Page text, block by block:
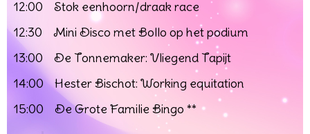
12:00 Stok eenhoorn/draak race
12:30 Mini Disco met Bollo op het podium
13:00 De Tonnemaker: Vliegend Tapijt
14:00 Hester Bischot: Working equitation
15:00 De Grote Familie Bingo **